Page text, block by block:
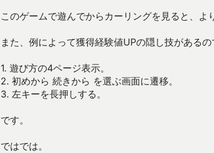
このゲームで遊んでからカーリングを見ると、よ
また、例によって獲得経験値UPの隠し技がある
1. 遊び方の4ページ表示。
2. 初めから 続きから を選ぶ画面に遷移。
3. 左キーを長押しする。
です。
ではでは。